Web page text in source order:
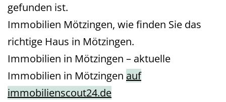
gefunden ist.
Immobilien Mötzingen, wie finden Sie das
richtige Haus in Mötzingen.
Immobilien in Mötzingen – aktuelle
Immobilien in Mötzingen auf
immobilienscout24.de